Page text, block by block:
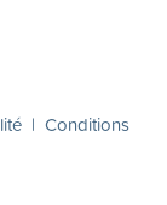
| Conditions